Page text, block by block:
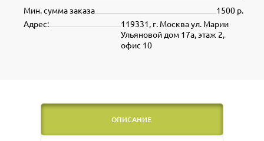
1500 р.
Мин. сумма заказа
119331, г. Москва ул. Марии
Ульяновой дом 17а, этаж 2,
офис 10
Адрес:
ОПИСАНИЕ